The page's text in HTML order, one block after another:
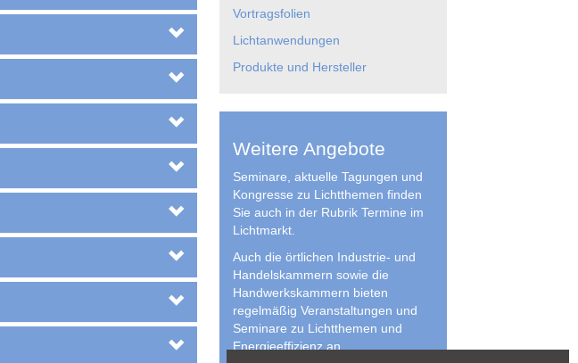
Vortragsfolien
Lichtanwendungen
Produkte und Hersteller
Weitere Angebote
Seminare, aktuelle Tagungen und
Kongresse zu Lichtthemen finden
Sie auch in der Rubrik Termine im
Lichtmarkt.
Auch die örtlichen Industrie- und
Handelskammern sowie die
Handwerkskammern bieten
regelmäßig Veranstaltungen und
Seminare zu Lichtthemen und
Energieeffizienz an.